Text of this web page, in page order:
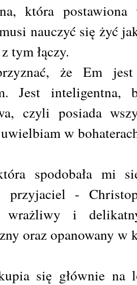
która
nauczyć się żyć
tym łączy.
że Em
Jest inteligentna,
czyli posiada
w
spodobała mi
przyjaciel -
wrażliwy i
oraz opanowany w
się głównie